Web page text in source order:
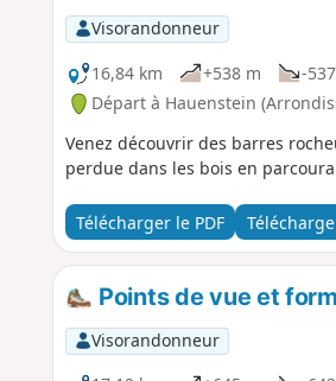
Visorandonneur
16,84 km
+538 m -
Départ à Hauenstein
Venez découvrir des barres
perdue dans les bois en
Télécharger le PDF
Points de vue et
Visorandonneur